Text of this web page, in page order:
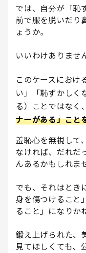
では、自分が「恥
前で服を脱いだり
ょうか。
いいわけありませ
このケースにおけ
い」「恥ずかしく
る）ことではなく、
ナーがある」こと
羞恥心を無視して
なければ、だれだ
んあるかもしれま
でも、それはとき
身を傷つけること
ること」になりか
鍛え上げられた、
見てほしくても、